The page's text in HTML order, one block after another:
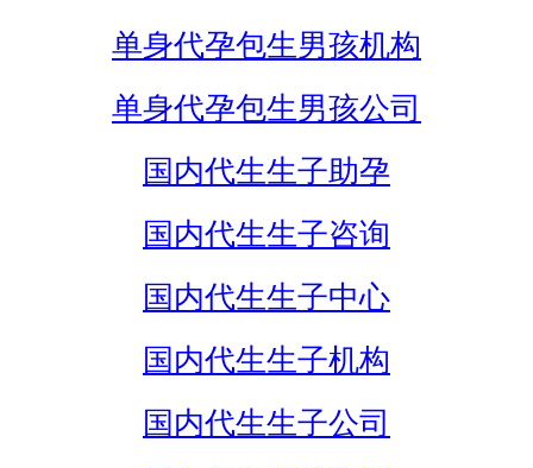
单身代孕包生男孩机构
单身代孕包生男孩公司
国内代生生子助孕
国内代生生子咨询
国内代生生子中心
国内代生生子机构
国内代生生子公司